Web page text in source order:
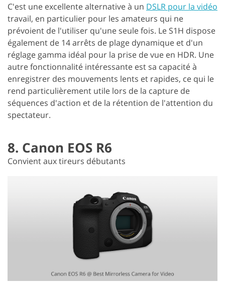
C'est une excellente alternative à un DSLR pour la vidéo
travail, en particulier pour les amateurs qui ne
prévoient de l'utiliser qu'une seule fois. Le S1H dispose
également de 14 arrêts de plage dynamique et d'un
réglage gamma idéal pour la prise de vue en HDR. Une
autre fonctionnalité intéressante est sa capacité à
enregistrer des mouvements lents et rapides, ce qui le
rend particulièrement utile lors de la capture de
séquences d'action et de la rétention de l'attention du
spectateur.
8. Canon EOS R6
Convient aux tireurs débutants